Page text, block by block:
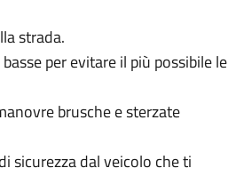
strada.
per evitare il più possibile le
brusche e sterzate
sicurezza dal veicolo che ti